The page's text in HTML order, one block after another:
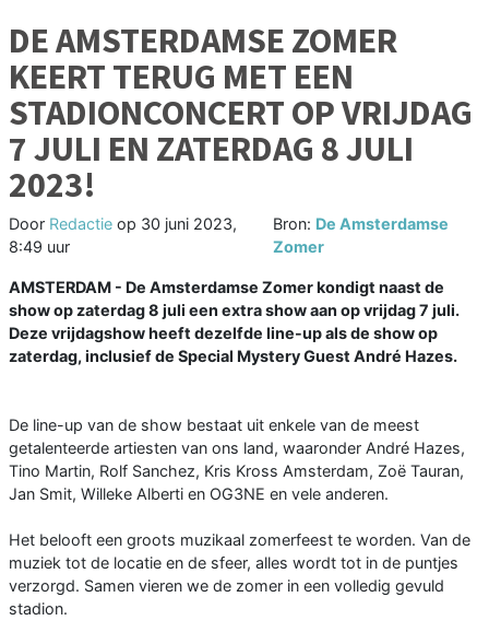
DE AMSTERDAMSE ZOMER
KEERT TERUG MET EEN
STADIONCONCERT OP VRIJDAG
7 JULI EN ZATERDAG 8 JULI
2023!
Door Redactie op 30 juni 2023,
8:49 uur
Bron: De Amsterdamse
Zomer
AMSTERDAM - De Amsterdamse Zomer kondigt naast de
show op zaterdag 8 juli een extra show aan op vrijdag 7 juli.
Deze vrijdagshow heeft dezelfde line-up als de show op
zaterdag, inclusief de Special Mystery Guest André Hazes.
De line-up van de show bestaat uit enkele van de meest
getalenteerde artiesten van ons land, waaronder André Hazes,
Tino Martin, Rolf Sanchez, Kris Kross Amsterdam, Zoë Tauran,
Jan Smit, Willeke Alberti en OG3NE en vele anderen.
Het belooft een groots muzikaal zomerfeest te worden. Van de
muziek tot de locatie en de sfeer, alles wordt tot in de puntjes
verzorgd. Samen vieren we de zomer in een volledig gevuld
stadion.